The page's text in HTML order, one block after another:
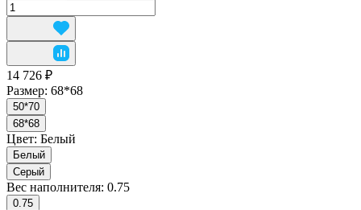
14 726 ₽
Размер: 68*68
50*70
68*68
Цвет: Белый
Белый
Серый
Вес наполнителя: 0.75
0.75